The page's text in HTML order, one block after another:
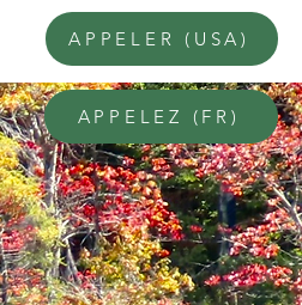
APPELER (USA)
APPELEZ (FR)